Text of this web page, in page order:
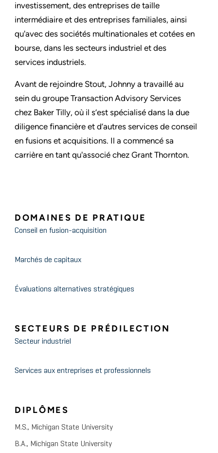
investissement, des entreprises de taille
intermédiaire et des entreprises familiales, ainsi
qu'avec des sociétés multinationales et cotées en
bourse, dans les secteurs industriel et des
services industriels.
Avant de rejoindre Stout, Johnny a travaillé au
sein du groupe Transaction Advisory Services
chez Baker Tilly, où il s’est spécialisé dans la due
diligence financière et d’autres services de conseil
en fusions et acquisitions. Il a commencé sa
carrière en tant qu'associé chez Grant Thornton.
DOMAINES DE PRATIQUE
Conseil en fusion-acquisition
Marchés de capitaux
Évaluations alternatives stratégiques
SECTEURS DE PRÉDILECTION
Secteur industriel
Services aux entreprises et professionnels
DIPLÔMES
M.S., Michigan State University
B.A., Michigan State University